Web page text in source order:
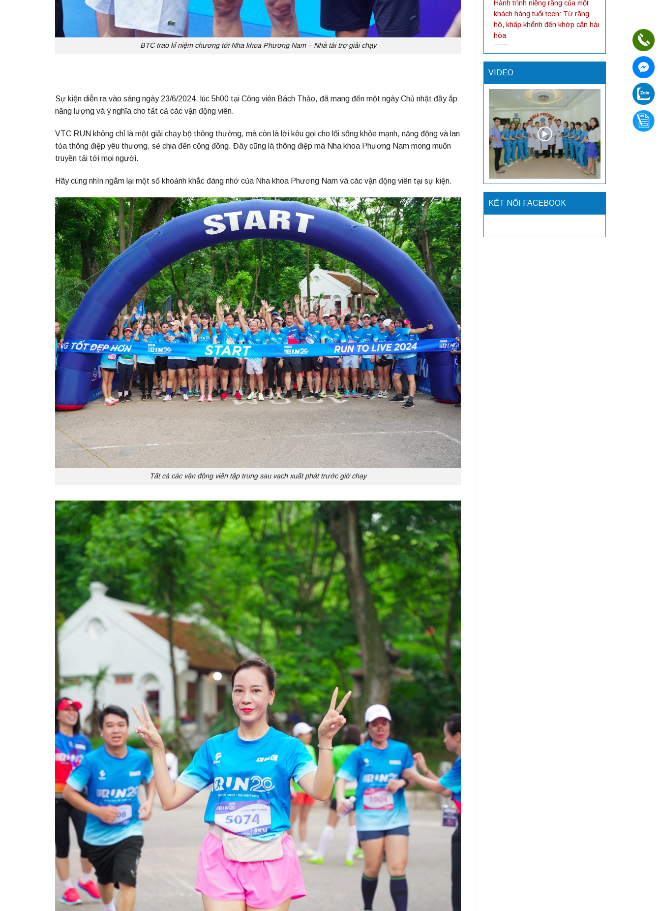
BTC trao kỉ niệm chương tới Nha khoa Phương Nam – Nhà tài trợ giải chạy
Sự kiện diễn ra vào sáng ngày 23/6/2024, lúc 5h00 tại Công viên Bách Thảo, đã mang đến một ngày Chủ nhật đầy ắp
năng lượng và ý nghĩa cho tất cả các vận động viên.
VTC RUN không chỉ là một giải chạy bộ thông thường, mà còn là lời kêu gọi cho lối sống khỏe mạnh, năng động và lan
tỏa thông điệp yêu thương, sẻ chia đến cộng đồng. Đây cũng là thông điệp mà Nha khoa Phương Nam mong muốn
truyền tải tới mọi người.
Hãy cùng nhìn ngắm lại một số khoảnh khắc đáng nhớ của Nha khoa Phương Nam và các vận động viên tại sự kiện.
Tất cả các vận động viên tập trung sau vạch xuất phát trước giờ chạy
Hành trình niềng răng của một
khách hàng tuổi teen: Từ răng
hô, khấp khểnh đến khớp cắn hài
hòa
VIDEO
KẾT NỐI FACEBOOK